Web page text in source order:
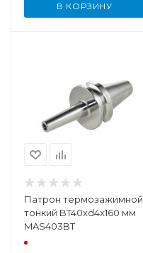
В КОРЗИНУ
Патрон термозажимной
тонкий BT40xd4x160 мм
MAS403BT